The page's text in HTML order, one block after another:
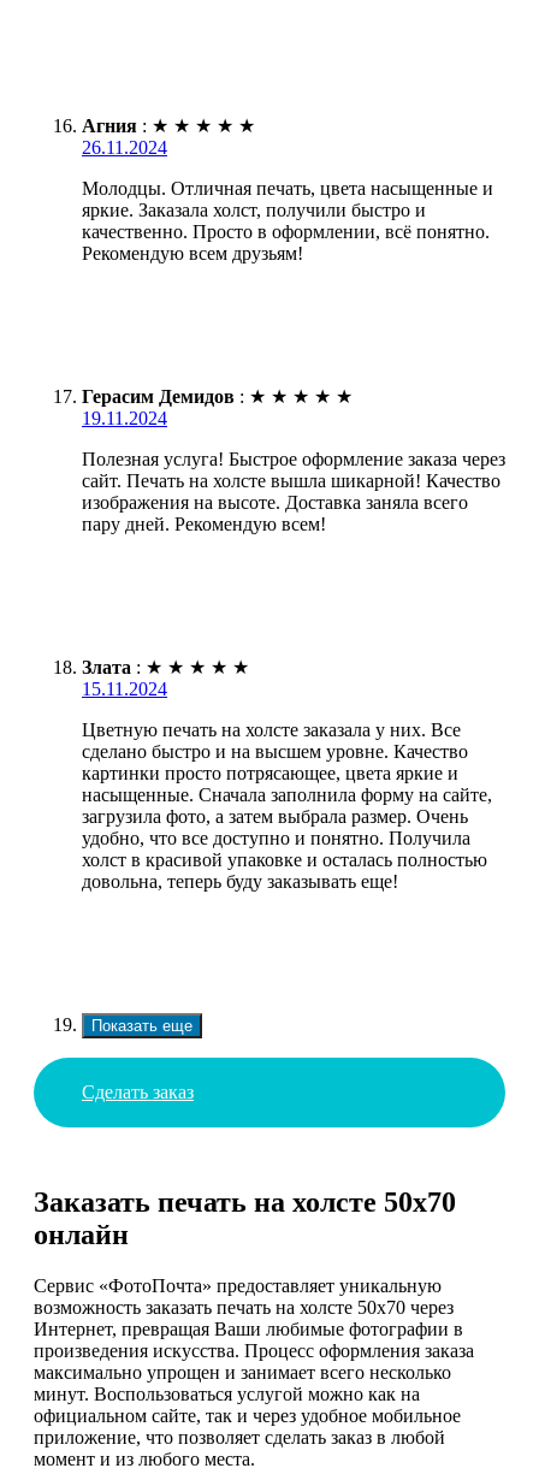
Агния : ★ ★ ★ ★ ★
26.11.2024
Молодцы. Отличная печать, цвета насыщенные и
яркие. Заказала холст, получили быстро и
качественно. Просто в оформлении, всё понятно.
Рекомендую всем друзьям!
Герасим Демидов : ★ ★ ★ ★ ★
19.11.2024
Полезная услуга! Быстрое оформление заказа через
сайт. Печать на холсте вышла шикарной! Качество
изображения на высоте. Доставка заняла всего
пару дней. Рекомендую всем!
Злата : ★ ★ ★ ★ ★
15.11.2024
Цветную печать на холсте заказала у них. Все
сделано быстро и на высшем уровне. Качество
картинки просто потрясающее, цвета яркие и
насыщенные. Сначала заполнила форму на сайте,
загрузила фото, а затем выбрала размер. Очень
удобно, что все доступно и понятно. Получила
холст в красивой упаковке и осталась полностью
довольна, теперь буду заказывать еще!
Показать еще
Сделать заказ
Заказать печать на холсте 50х70
онлайн
Сервис «ФотоПочта» предоставляет уникальную
возможность заказать печать на холсте 50х70 через
Интернет, превращая Ваши любимые фотографии в
произведения искусства. Процесс оформления заказа
максимально упрощен и занимает всего несколько
минут. Воспользоваться услугой можно как на
официальном сайте, так и через удобное мобильное
приложение, что позволяет сделать заказ в любой
момент и из любого места.